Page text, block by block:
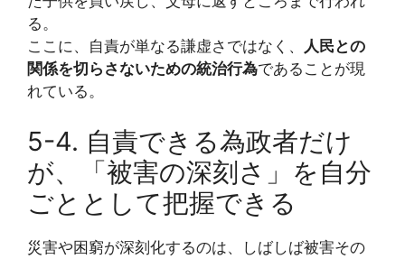
る。
ここに、自責が単なる謙虚さではなく、 人民との
関係を切らさないための統治行為であることが現
れている。
5-4. 自責できる為政者だけ
が、「被害の深刻さ」を自分
ごととして把握できる
災害や困窮が深刻化するのは、しばしば被害その